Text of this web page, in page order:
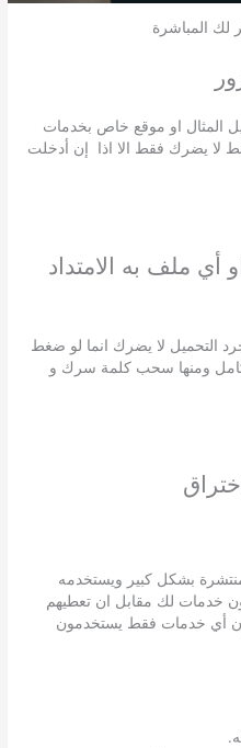
المباشرة
المثال او موقع خاص بخدمات
لا يضرك فقط الا اذا إن أدخلت
أي ملف به الامتداد
التحميل لا يضرك انما لو ضغط
ومنها سحب كلمة سرك و
بشكل كبير ويستخدمه
خدمات لك مقابل ان تعطيهم
أي خدمات فقط يستخدمون